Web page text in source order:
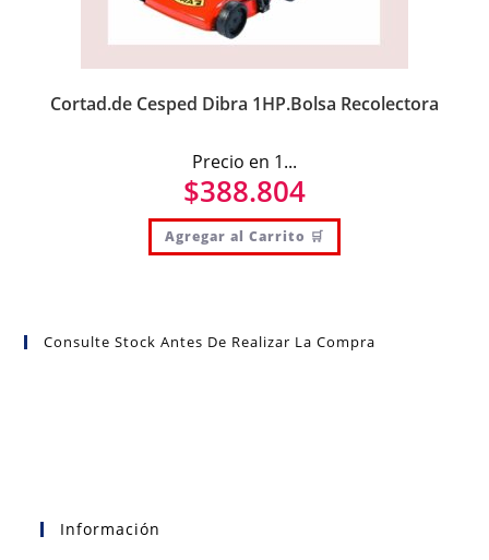
Cortad.de Cesped Dibra 1HP.Bolsa Recolectora
Precio en 1...
$388.804
Agregar al Carrito 🛒
Consulte Stock Antes De Realizar La Compra
Información